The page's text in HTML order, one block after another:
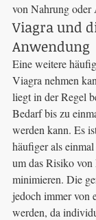
von Nahrung
Viagra und
Anwendung
Eine weitere
Viagra nehmen
liegt in der Regel
Bedarf bis zu
werden kann. Es
häufiger als
um das Risiko
minimieren. Die
jedoch immer von
werden, da